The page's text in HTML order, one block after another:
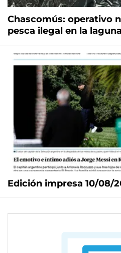
Chascomús: operativo
pesca ilegal en la laguna
Edición impresa 10/08/